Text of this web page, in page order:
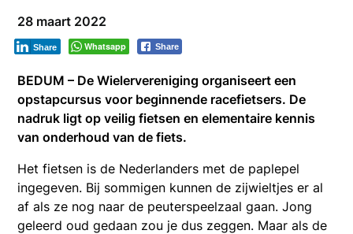
28 maart 2022
Whatsapp Share
Share
BEDUM – De Wielervereniging organiseert een
opstapcursus voor beginnende racefietsers. De
nadruk ligt op veilig fietsen en elementaire kennis
van onderhoud van de fiets.
Het fietsen is de Nederlanders met de paplepel
ingegeven. Bij sommigen kunnen de zijwieltjes er al
af als ze nog naar de peuterspeelzaal gaan. Jong
geleerd oud gedaan zou je dus zeggen. Maar als de